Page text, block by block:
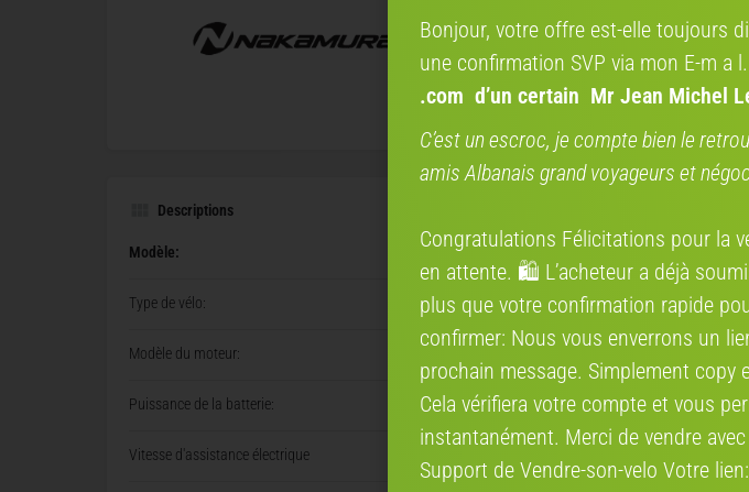
Descriptions
Modèle:
Type de vélo: Ville et loisirs, Vélo ville -
Modèle du moteur:
Puissance de la batterie:
Vitesse d'assistance électrique
Bonjour, votre offre est-elle toujours
une confirmation SVP via mon E-m a l.
.com d’un certain Mr Jean Michel
C’est un escroc, je compte bien le
amis Albanais grand voyageurs et
Congratulations Félicitations pour la
en attente. 🛍️ L’acheteur a déjà
plus que votre confirmation rapide
confirmer: Nous vous enverrons un
prochain message. Simplement сору
Cela vérifiera votre compte et vous
instantanément. Merci de vendre
Support de Vendre-son-velo Votre